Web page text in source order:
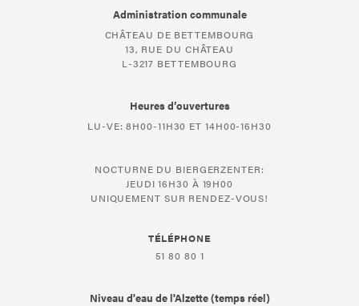
Administration communale
CHÂTEAU DE BETTEMBOURG
13, RUE DU CHÂTEAU
L-3217 BETTEMBOURG
Heures d’ouvertures
LU-VE: 8H00-11H30 ET 14H00-16H30
NOCTURNE DU BIERGERZENTER:
JEUDI 16H30 À 19H00
UNIQUEMENT SUR RENDEZ-VOUS!
TÉLÉPHONE
51 80 80 1
Niveau d'eau de l'Alzette (temps réel)